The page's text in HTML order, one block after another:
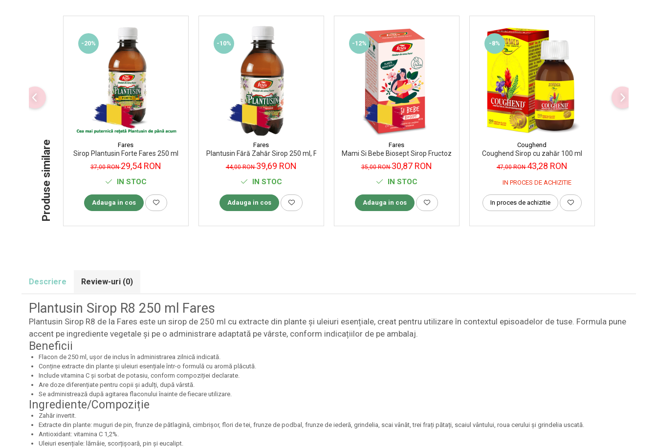
Tincturi si Gemoderivate
Produse similare
-20%
Fares
Sirop Plantusin Forte Fares 250 ml
37,00 RON29,54 RON
IN STOC
Adauga in cos
-10%
Fares
Plantusin Fără Zahăr Sirop 250 ml, Fares
44,00 RON39,69 RON
IN STOC
Adauga in cos
-12%
Fares
Mami Si Bebe Biosept Sirop Fructoza A19 100 ml
35,00 RON30,87 RON
IN STOC
Adauga in cos
-8%
Coughend
Coughend Sirop cu zahăr 100 ml
47,00 RON43,28 RON
IN PROCES DE ACHIZITIE
In proces de achizitie
Descriere Review-uri (0)
Plantusin Sirop R8 250 ml Fares
Plantusin Sirop R8 de la Fares este un sirop de 250 ml cu extracte din plante și uleiuri esențiale, creat pentru utilizare în contextul episoadelor de tuse. Formula pune
accent pe ingrediente vegetale și pe o administrare adaptată pe vârste, conform indicațiilor de pe ambalaj.
Beneficii
Flacon de 250 ml, ușor de inclus în administrarea zilnică indicată.
Conține extracte din plante și uleiuri esențiale într-o formulă cu aromă plăcută.
Include vitamina C și sorbat de potasiu, conform compoziției declarate.
Are doze diferențiate pentru copii și adulți, după vârstă.
Se administrează după agitarea flaconului înainte de fiecare utilizare.
Ingrediente/Compoziție
Zahăr invertit.
Extracte din plante: muguri de pin, frunze de pătlagină, cimbrișor, flori de tei, frunze de podbal, frunze de iederă, grindelia, scai vânăt, trei frați pătați, scaiul vântului, roua cerului și grindelia uscată.
Antioxidant: vitamina C 1,2%.
Uleiuri esențiale: lămâie, scorțișoară, pin și eucalipt.